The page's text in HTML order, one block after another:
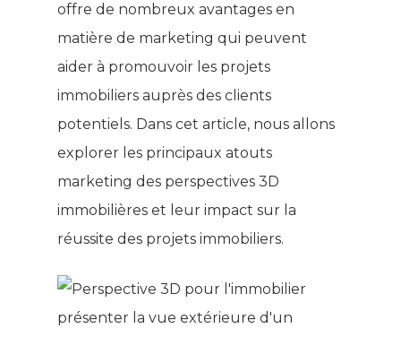
offre de nombreux avantages en
matière de marketing qui peuvent
aider à promouvoir les projets
immobiliers auprès des clients
potentiels. Dans cet article, nous allons
explorer les principaux atouts
marketing des perspectives 3D
immobilières et leur impact sur la
réussite des projets immobiliers.